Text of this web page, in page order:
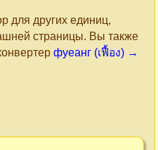
для других единиц,
страницы. Вы также
фуеанг (เฟื้อง) →